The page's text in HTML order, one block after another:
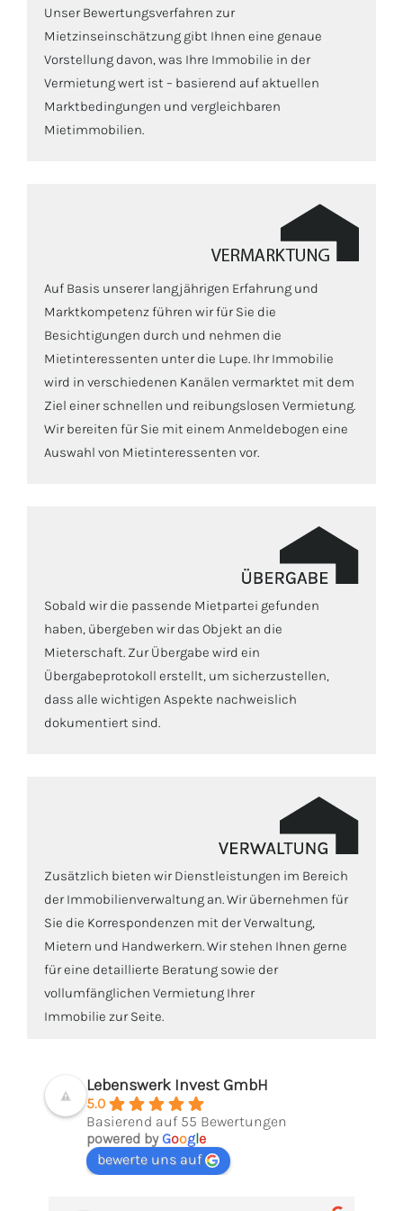
Unser Bewertungsverfahren zur
Mietzinseinschätzung gibt Ihnen eine genaue
Vorstellung davon, was Ihre Immobilie in der
Vermietung wert ist – basierend auf aktuellen
Marktbedingungen und vergleichbaren
Mietimmobilien.
Auf Basis unserer langjährigen Erfahrung und
Marktkompetenz führen wir für Sie die
Besichtigungen durch und nehmen die
Mietinteressenten unter die Lupe. Ihr Immobilie
wird in verschiedenen Kanälen vermarktet mit dem
Ziel einer schnellen und reibungslosen Vermietung.
Wir bereiten für Sie mit einem Anmeldebogen eine
Auswahl von Mietinteressenten vor.
Sobald wir die passende Mietpartei gefunden
haben, übergeben wir das Objekt an die
Mieterschaft. Zur Übergabe wird ein
Übergabeprotokoll erstellt, um sicherzustellen,
dass alle wichtigen Aspekte nachweislich
dokumentiert sind.
Zusätzlich bieten wir Dienstleistungen im Bereich
der Immobilienverwaltung an. Wir übernehmen für
Sie die Korrespondenzen mit der Verwaltung,
Mietern und Handwerkern. Wir stehen Ihnen gerne
für eine detaillierte Beratung sowie der
vollumfänglichen Vermietung Ihrer
Immobilie zur Seite.
Lebenswerk Invest GmbH
5.0
Basierend auf 55 Bewertungen
powered byGoogle
bewerte uns auf